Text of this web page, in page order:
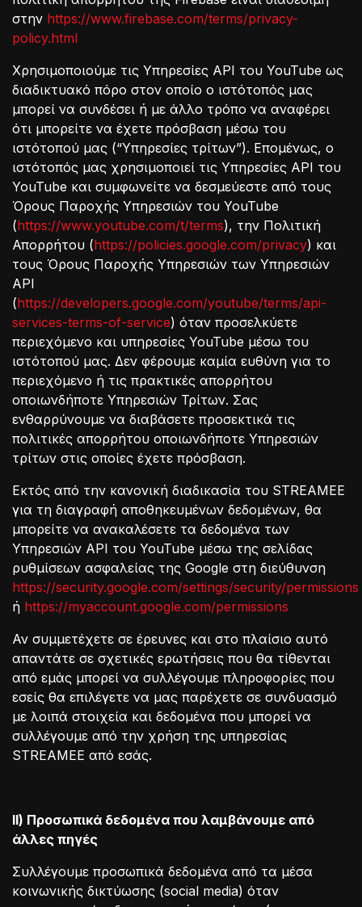
στην https://www.firebase.com/terms/privacy-
policy.html
Χρησιμοποιούμε τις Υπηρεσίες API του YouTube ως
διαδικτυακό πόρο στον οποίο ο ιστότοπός μας
μπορεί να συνδέσει ή με άλλο τρόπο να αναφέρει
ότι μπορείτε να έχετε πρόσβαση μέσω του
ιστότοπού μας (“Υπηρεσίες τρίτων”). Επομένως, ο
ιστότοπός μας χρησιμοποιεί τις Υπηρεσίες API του
YouTube και συμφωνείτε να δεσμεύεστε από τους
Όρους Παροχής Υπηρεσιών του YouTube
(https://www.youtube.com/t/terms), την Πολιτική
Απορρήτου (https://policies.google.com/privacy) και
τους Όρους Παροχής Υπηρεσιών των Υπηρεσιών
API
(https://developers.google.com/youtube/terms/api-
services-terms-of-service) όταν προσελκύετε
περιεχόμενο και υπηρεσίες YouTube μέσω του
ιστότοπού μας. Δεν φέρουμε καμία ευθύνη για το
περιεχόμενο ή τις πρακτικές απορρήτου
οποιωνδήποτε Υπηρεσιών Τρίτων. Σας
ενθαρρύνουμε να διαβάσετε προσεκτικά τις
πολιτικές απορρήτου οποιωνδήποτε Υπηρεσιών
τρίτων στις οποίες έχετε πρόσβαση.
Εκτός από την κανονική διαδικασία του STREAMEE
για τη διαγραφή αποθηκευμένων δεδομένων, θα
μπορείτε να ανακαλέσετε τα δεδομένα των
Υπηρεσιών API του YouTube μέσω της σελίδας
ρυθμίσεων ασφαλείας της Google στη διεύθυνση
https://security.google.com/settings/security/permissions
ή https://myaccount.google.com/permissions
Αν συμμετέχετε σε έρευνες και στο πλαίσιο αυτό
απαντάτε σε σχετικές ερωτήσεις που θα τίθενται
από εμάς μπορεί να συλλέγουμε πληροφορίες που
εσείς θα επιλέγετε να μας παρέχετε σε συνδυασμό
με λοιπά στοιχεία και δεδομένα που μπορεί να
συλλέγουμε από την χρήση της υπηρεσίας
STREAMEE από εσάς.
ΙΙ) Προσωπικά δεδομένα που λαμβάνουμε από
άλλες πηγές
Συλλέγουμε προσωπικά δεδομένα από τα μέσα
κοινωνικής δικτύωσης (social media) όταν